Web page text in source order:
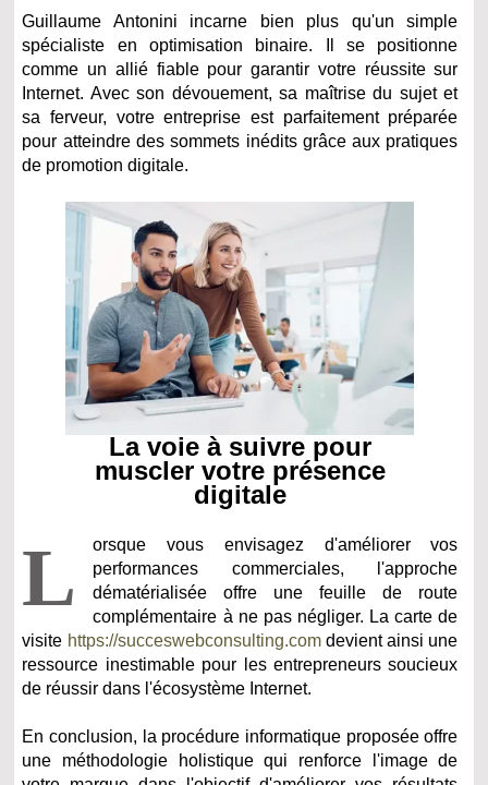
Guillaume Antonini incarne bien plus qu'un simple
spécialiste en optimisation binaire. Il se positionne
comme un allié fiable pour garantir votre réussite sur
Internet. Avec son dévouement, sa maîtrise du sujet et
sa ferveur, votre entreprise est parfaitement préparée
pour atteindre des sommets inédits grâce aux pratiques
de promotion digitale.
La voie à suivre pour
muscler votre présence
digitale
L
orsque vous envisagez d'améliorer vos
performances commerciales, l'approche
dématérialisée offre une feuille de route
complémentaire à ne pas négliger. La carte de
visite https://succeswebconsulting.comdevient ainsi une
ressource inestimable pour les entrepreneurs soucieux
de réussir dans l'écosystème Internet.
En conclusion, la procédure informatique proposée offre
une méthodologie holistique qui renforce l'image de